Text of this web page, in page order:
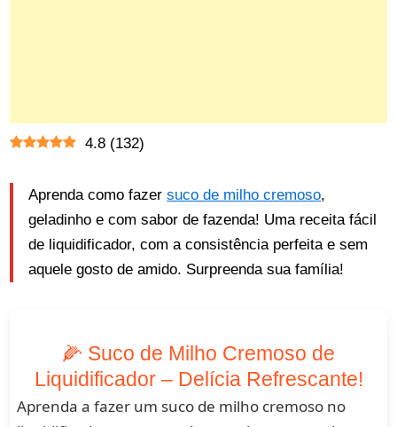
4.8 (132)
Aprenda como fazersuco de milho cremoso,
geladinho e com sabor de fazenda! Uma receita fácil
de liquidificador, com a consistência perfeita e sem
aquele gosto de amido. Surpreenda sua família!
🌽 Suco de Milho Cremoso de
Liquidificador – Delícia Refrescante!
Aprenda a fazer um suco de milho cremoso no